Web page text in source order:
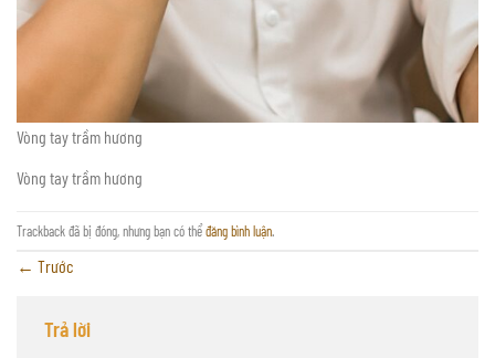
Vòng tay trầm hương
Vòng tay trầm hương
Trackback đã bị đóng, nhưng bạn có thểđăng bình luận.
← Trước
Trả lời